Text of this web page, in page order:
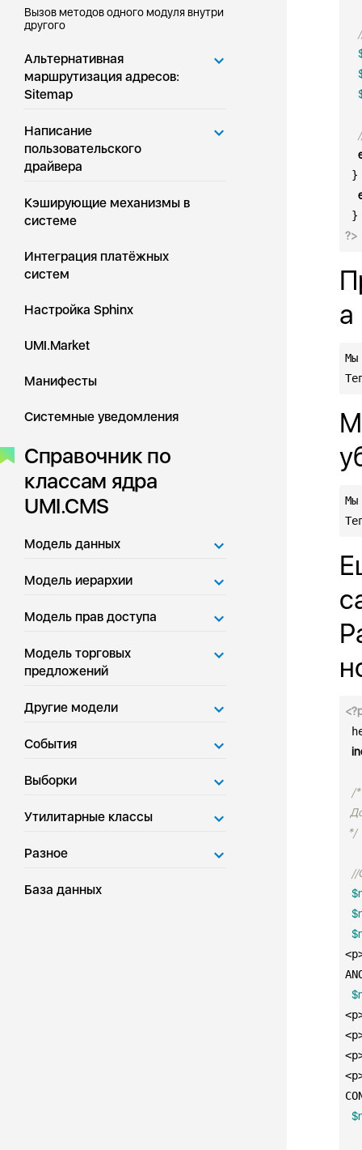
Вызов методов одного модуля внутри
другого
Альтернативная
маршрутизация адресов:
Sitemap
Написание
пользовательского
драйвера
Кэширующие механизмы в
системе
Интеграция платёжных
систем
Настройка Sphinx
UMI.Market
Манифесты
Системные уведомления
Справочник по
классам ядра
UMI.CMS
Модель данных
Модель иерархии
Модель прав доступа
Модель торговых
предложений
Другие модели
События
Выборки
Утилитарные классы
Разное
База данных
?>
а
Мы
Мы
/*
*/
//